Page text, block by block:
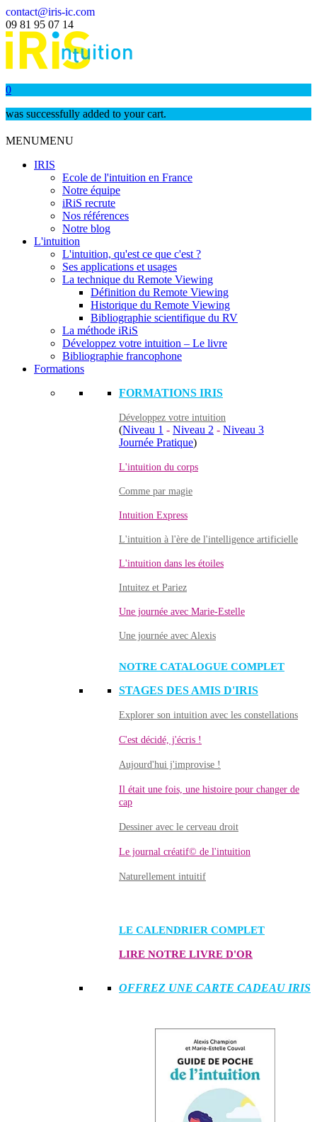
contact@iris-ic.com
09 81 95 07 14
0
was successfully added to your cart.
MENUMENU
IRIS
Ecole de l'intuition en France
Notre équipe
iRiS recrute
Nos références
Notre blog
L'intuition
L'intuition, qu'est ce que c'est ?
Ses applications et usages
La technique du Remote Viewing
Définition du Remote Viewing
Historique du Remote Viewing
Bibliographie scientifique du RV
La méthode iRiS
Développez votre intuition – Le livre
Bibliographie francophone
Formations
FORMATIONS IRIS
Développez votre intuition
(Niveau 1 - Niveau 2 - Niveau 3
Journée Pratique)
L'intuition du corps
Comme par magie
Intuition Express
L'intuition à l'ère de l'intelligence artificielle
L'intuition dans les étoiles
Intuitez et Pariez
Une journée avec Marie-Estelle
Une journée avec Alexis
NOTRE CATALOGUE COMPLET
STAGES DES AMIS D'IRIS
Explorer son intuition avec les constellations
C'est décidé, j'écris !
Aujourd'hui j'improvise !
Il était une fois, une histoire pour changer de
cap
Dessiner avec le cerveau droit
Le journal créatif© de l'intuition
Naturellement intuitif
LE CALENDRIER COMPLET
LIRE NOTRE LIVRE D'OR
OFFREZ UNE CARTE CADEAU IRIS